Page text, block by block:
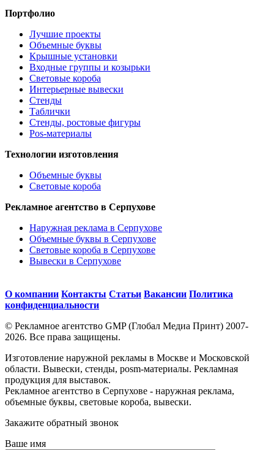
Портфолио
Лучшие проекты
Объемные буквы
Крышные установки
Входные группы и козырьки
Световые короба
Интерьерные вывески
Стенды
Таблички
Стенды, ростовые фигуры
Pos-материалы
Технологии изготовления
Объемные буквы
Световые короба
Рекламное агентство в Серпухове
Наружная реклама в Серпухове
Объемные буквы в Серпухове
Световые короба в Серпухове
Вывески в Серпухове
О компании Контакты Статьи Вакансии Политика
конфиденциальности
© Рекламное агентство GMP (Глобал Медиа Принт) 2007-
2026. Все права защищены.
Изготовление наружной рекламы в Москве и Московской
области. Вывески, стенды, posm-материалы. Рекламная
продукция для выставок.
Рекламное агентство в Серпухове - наружная реклама,
объемные буквы, световые короба, вывески.
Закажите обратный звонок
Ваше имя